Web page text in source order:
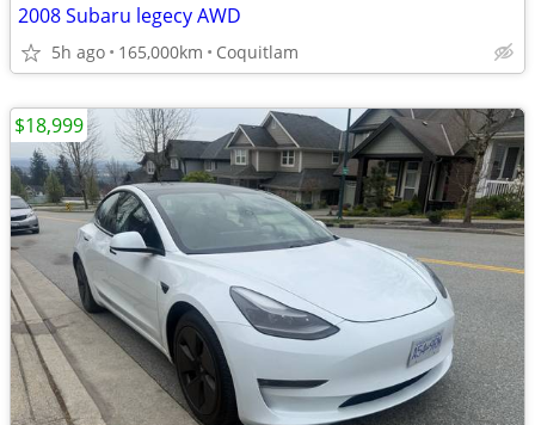
2008 Subaru legecy AWD
5h ago 165,000km Coquitlam
$18,999